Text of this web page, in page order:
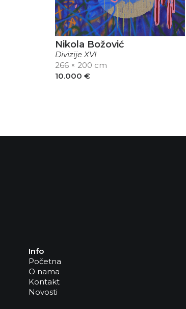
Nikola Božović
Divizije XVI
266 × 200 cm
10.000 €
Info
Početna
O nama
Kontakt
Novosti